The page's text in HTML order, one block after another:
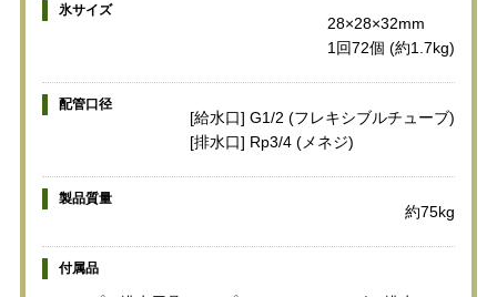
氷サイズ
28×28×32mm
1回72個 (約1.7kg)
配管口径
[給水口] G1/2 (フレキシブルチューブ)
[排水口] Rp3/4 (メネジ)
製品質量
約75kg
付属品